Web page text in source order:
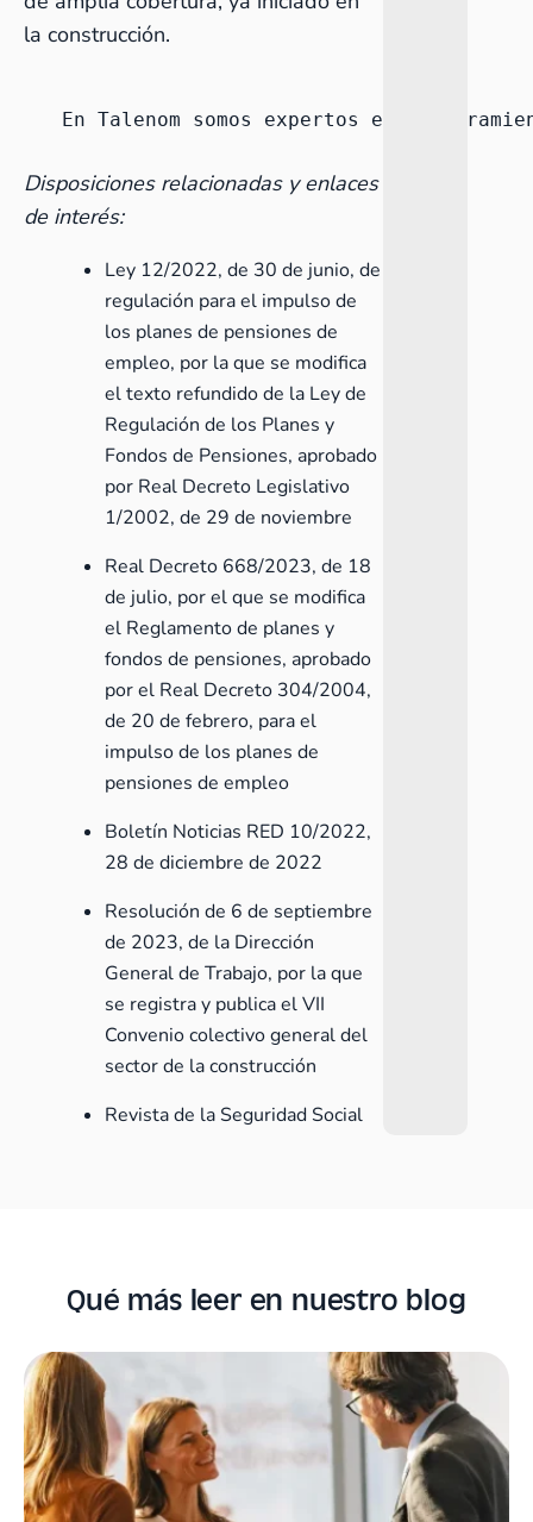
la construcción.
En Talenom somos expertos en
Disposiciones relacionadas y enlaces
de interés:
Ley 12/2022, de 30 de junio, de
regulación para el impulso de
los planes de pensiones de
empleo, por la que se modifica
el texto refundido de la Ley de
Regulación de los Planes y
Fondos de Pensiones, aprobado
por Real Decreto Legislativo
1/2002, de 29 de noviembre
Real Decreto 668/2023, de 18
de julio, por el que se modifica
el Reglamento de planes y
fondos de pensiones, aprobado
por el Real Decreto 304/2004,
de 20 de febrero, para el
impulso de los planes de
pensiones de empleo
Boletín Noticias RED 10/2022,
28 de diciembre de 2022
Resolución de 6 de septiembre
de 2023, de la Dirección
General de Trabajo, por la que
se registra y publica el VII
Convenio colectivo general del
sector de la construcción
Revista de la Seguridad Social
Qué más leer en nuestro blog